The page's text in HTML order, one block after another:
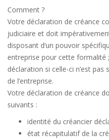
Comment ?
Votre déclaration de créance
judiciaire et doit
disposant d’un pouvoir
entreprise pour cette
déclaration si celle-ci n’est
de l’entreprise.
Votre déclaration de créance
suivants :
identité du créancier
état récapitulatif de la